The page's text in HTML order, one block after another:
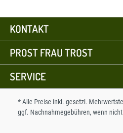
KONTAKT
PROST FRAU TROST
SERVICE
* Alle Preise inkl. gesetzl.
ggf. Nachnahmegebühren, wenn